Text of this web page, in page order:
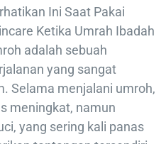
Ini Saat Pakai
Ketika Umrah Ibadah
adalah sebuah
yang sangat
Selama menjalani umroh,
meningkat, namun
yang sering kali panas